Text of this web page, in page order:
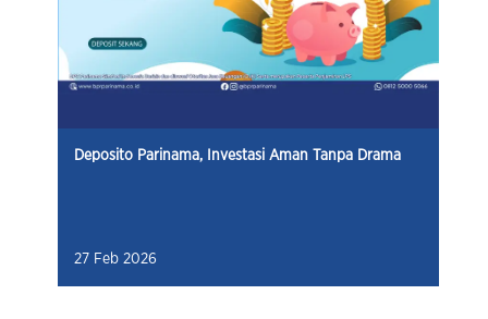
Deposito Parinama, Investasi Aman Tanpa Drama
27 Feb 2026